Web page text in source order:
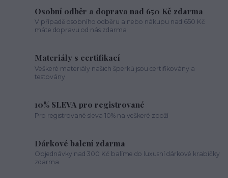
Osobní odběr a doprava nad 650 Kč zdarma
V případě osobního odběru a nebo nákupu nad 650 Kč
máte dopravu od nás zdarma
Materiály s certifikací
Veškeré materiály našich šperků jsou certifikovány a
testovány
10% SLEVA pro registrované
Pro registrované sleva 10% na veškeré zboží
Dárkové balení zdarma
Objednávky nad 300 Kč balíme do luxusní dárkové krabičky
zdarma